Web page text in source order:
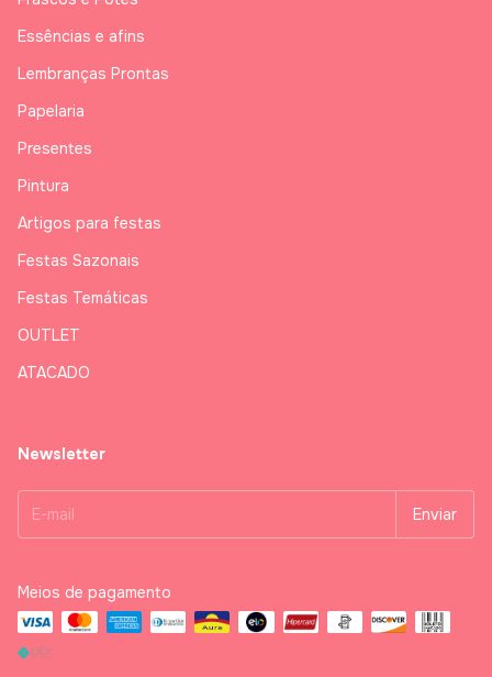
Essências e afins
Lembranças Prontas
Papelaria
Presentes
Pintura
Artigos para festas
Festas Sazonais
Festas Temáticas
OUTLET
ATACADO
Newsletter
Meios de pagamento